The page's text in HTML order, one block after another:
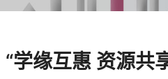
“学缘互惠 资源共